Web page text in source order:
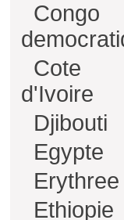
Congo
Cote
d'Ivoire
Djibouti
Egypte
Erythree
Ethiopie